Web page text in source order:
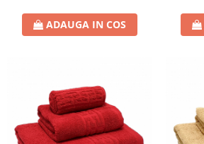
ADAUGA IN COS